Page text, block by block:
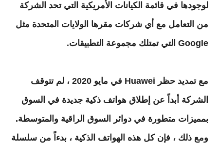
لوجودها في قائمة الكيانات الأمريكية التي تحد الشركة
من التعامل مع أي شركات مقرها الولايات المتحدة مثل
Google التي تمتلك مجموعة التطبيقات.
مع تمديد حظر Huawei في مايو 2020 ، لم تتوقف
الشركة أبداً عن إطلاق هواتف ذكية جديدة في السوق
بمميزات متطورة في دوائر السوق الراقية والمتوسطة.
ومع ذلك ، فإن كل هذه الهواتف الذكية ، بدءاً من سلسلة